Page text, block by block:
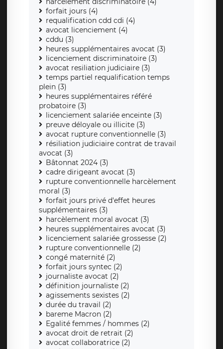
forfait jours (4)
requalification cdd cdi (4)
avocat licenciement (4)
cddu (3)
heures supplémentaires avocat (3)
licenciement discriminatoire (3)
avocat resiliation judiciaire (3)
temps partiel requalification temps
plein (3)
heures supplémentaires référé
probatoire (3)
licenciement salariée enceinte (3)
preuve déloyale ou illicite (3)
avocat rupture conventionnelle (3)
résiliation judiciaire contrat de travail
avocat (3)
Bâtonnat 2024 (3)
cadre dirigeant avocat (3)
rupture conventionnelle harcèlement
moral (3)
forfait jours privé d'effet heures
supplémentaires (3)
harcèlement moral avocat (3)
heures supplémentaires avocat (3)
licenciement salariée grossesse (2)
rupture conventionnelle (2)
congé maternité (2)
forfait jours syntec (2)
journaliste avocat (2)
définition journaliste (2)
agissements sexistes (2)
durée du travail (2)
bareme Macron (2)
Egalité femmes / hommes (2)
avocat droit de retrait (2)
avocat collaboratrice (2)